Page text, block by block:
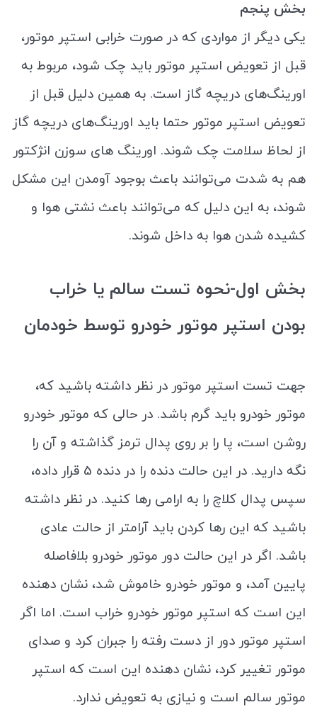
بخش پنجم
یکی دیگر از مواردی که در صورت خرابی استپر موتور،
قبل از تعویض استپر موتور باید چک شود، مربوط به
اورینگ‌های دریچه گاز است. به همین دلیل قبل از
تعویض استپر موتور حتما باید اورینگ‌های دریچه گاز
از لحاظ سلامت چک شوند. اورینگ های سوزن انژکتور
هم به شدت می‌توانند باعث بوجود آومدن این مشکل
شوند، به این دلیل که می‌توانند باعث نشتی هوا و
کشیده شدن هوا به داخل شوند.
بخش اول-نحوه تست سالم یا خراب
بودن استپر موتور خودرو توسط خودمان
جهت تست استپر موتور در نظر داشته باشید که،
موتور خودرو باید گرم باشد. در حالی که موتور خودرو
روشن است، پا را بر روی پدال ترمز گذاشته و آن را
نگه دارید. در این حالت دنده را در دنده 5 قرار داده،
سپس پدال کلاچ را به ارامی رها کنید. در نظر داشته
باشید که این رها کردن باید آرامتر از حالت عادی
باشد. اگر در این حالت دور موتور خودرو بلافاصله
پایین آمد، و موتور خودرو خاموش شد، نشان دهنده
این است که استپر موتور خودرو خراب است. اما اگر
استپر موتور دور از دست رفته را جبران کرد و صدای
موتور تغییر کرد، نشان دهنده این است که استپر
موتور سالم است و نیازی به تعویض ندارد.